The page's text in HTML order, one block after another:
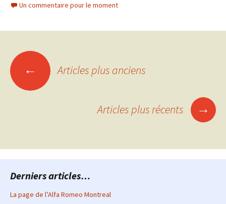
Un commentaire pour le moment
Navigation
des
← Articles plus anciens
Articles plus récents →
Derniers articles…
La page de l’Alfa Romeo Montreal